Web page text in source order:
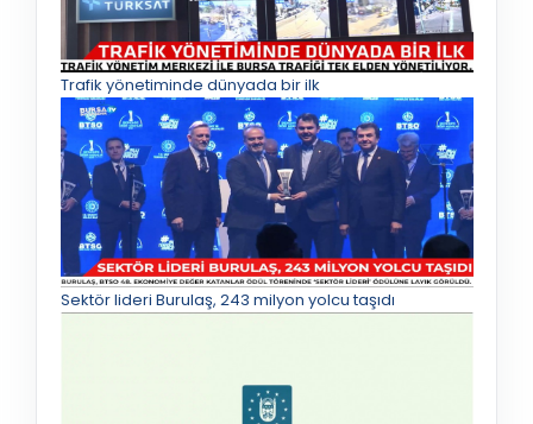
Trafik yönetiminde dünyada bir ilk
Sektör lideri Burulaş, 243 milyon yolcu taşıdı